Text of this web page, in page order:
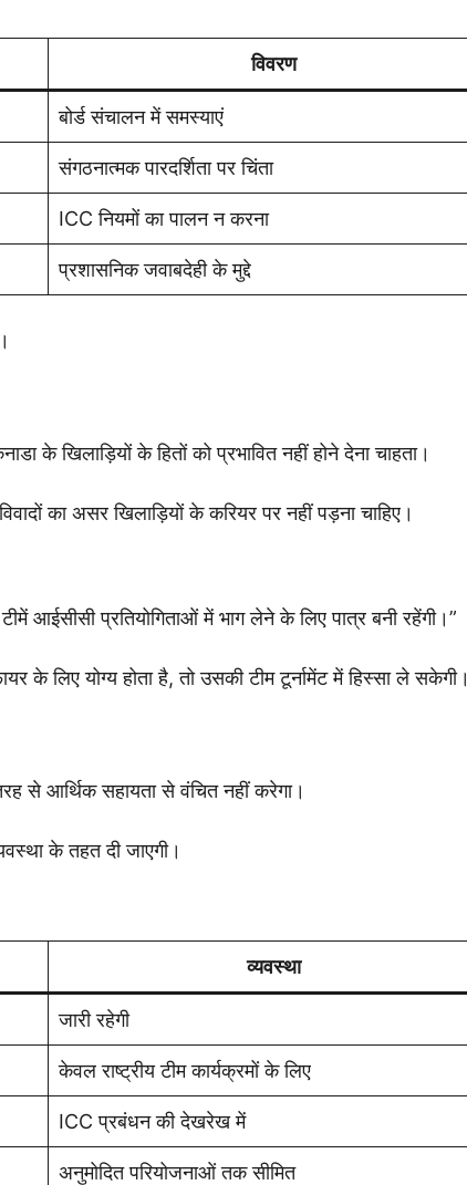
विवरण
बोर्ड संचालन में समस्याएं
संगठनात्मक पारदर्शिता पर चिंता
ICC नियमों का पालन न करना
प्रशासनिक जवाबदेही के मुद्दे
के खिलाड़ियों के हितों को प्रभावित नहीं होने देना चाहता।
का असर खिलाड़ियों के करियर पर नहीं पड़ना चाहिए।
आईसीसी प्रतियोगिताओं में भाग लेने के लिए पात्र बनी रहेंगी।”
के लिए योग्य होता है, तो उसकी टीम टूर्नामेंट में हिस्सा ले सकेगी।
से आर्थिक सहायता से वंचित नहीं करेगा।
के तहत दी जाएगी।
व्यवस्था
जारी रहेगी
केवल राष्ट्रीय टीम कार्यक्रमों के लिए
ICC प्रबंधन की देखरेख में
अनुमोदित परियोजनाओं तक सीमित